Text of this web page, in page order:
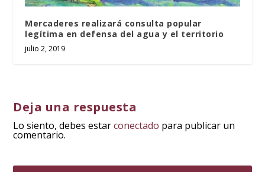
Mercaderes realizará consulta popular
legítima en defensa del agua y el territorio
julio 2, 2019
Deja una respuesta
Lo siento, debes estarconectado para publicar un
comentario.